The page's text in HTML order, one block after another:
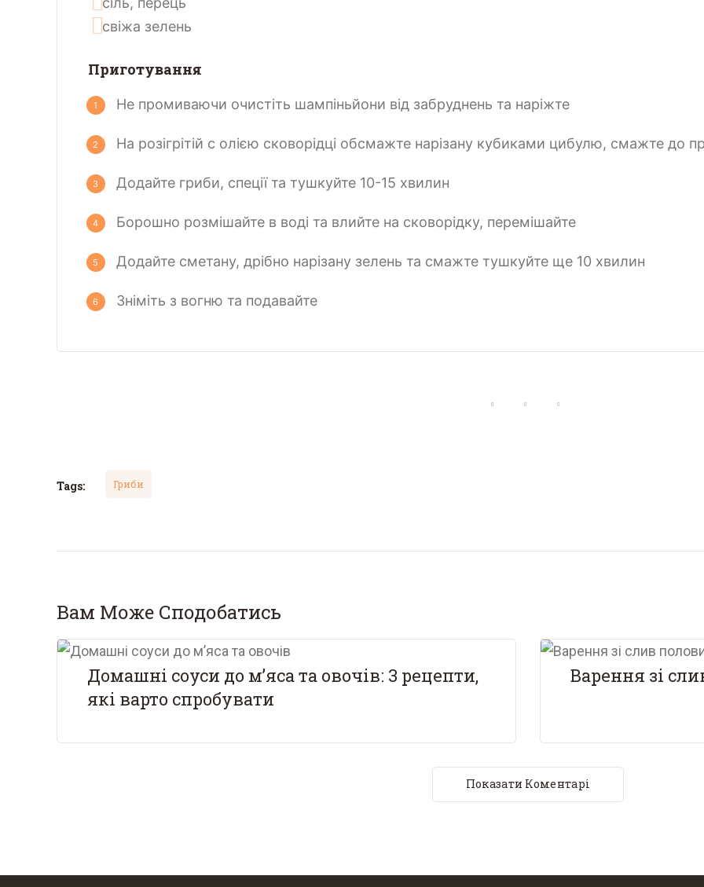
свіжа зелень
Приготування
Не промиваючи очистіть шампіньйони від забруднень та наріжте
На розігрітій с олією сковорідці обсмажте нарізану кубиками цибулю, смажте до
Додайте гриби, спеції та тушкуйте 10-15 хвилин
Борошно розмішайте в воді та влийте на сковорідку, перемішайте
Додайте сметану, дрібно нарізану зелень та смажте тушкуйте ще 10 хвилин
Зніміть з вогню та подавайте
Tags: Гриби
Вам Може Сподобатись
Домашні соуси до м’яса та овочів: 3 рецепти,
які варто спробувати
Варення зі
Показати Коментарі